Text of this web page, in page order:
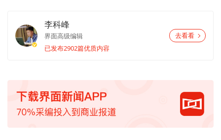
李科峰
界面高级编辑
已发布2902篇优质内容
去看看